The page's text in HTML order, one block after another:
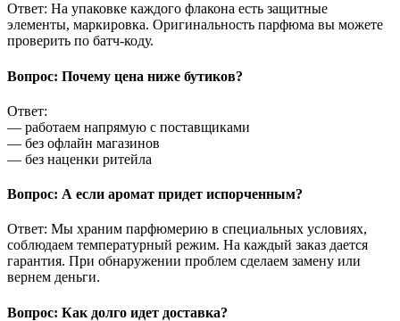
Ответ: На упаковке каждого флакона есть защитные
элементы, маркировка. Оригинальность парфюма вы можете
проверить по батч-коду.
Вопрос: Почему цена ниже бутиков?
Ответ:
— работаем напрямую с поставщиками
— без офлайн магазинов
— без наценки ритейла
Вопрос: А если аромат придет испорченным?
Ответ: Мы храним парфюмерию в специальных условиях,
соблюдаем температурный режим. На каждый заказ дается
гарантия. При обнаружении проблем сделаем замену или
вернем деньги.
Вопрос: Как долго идет доставка?